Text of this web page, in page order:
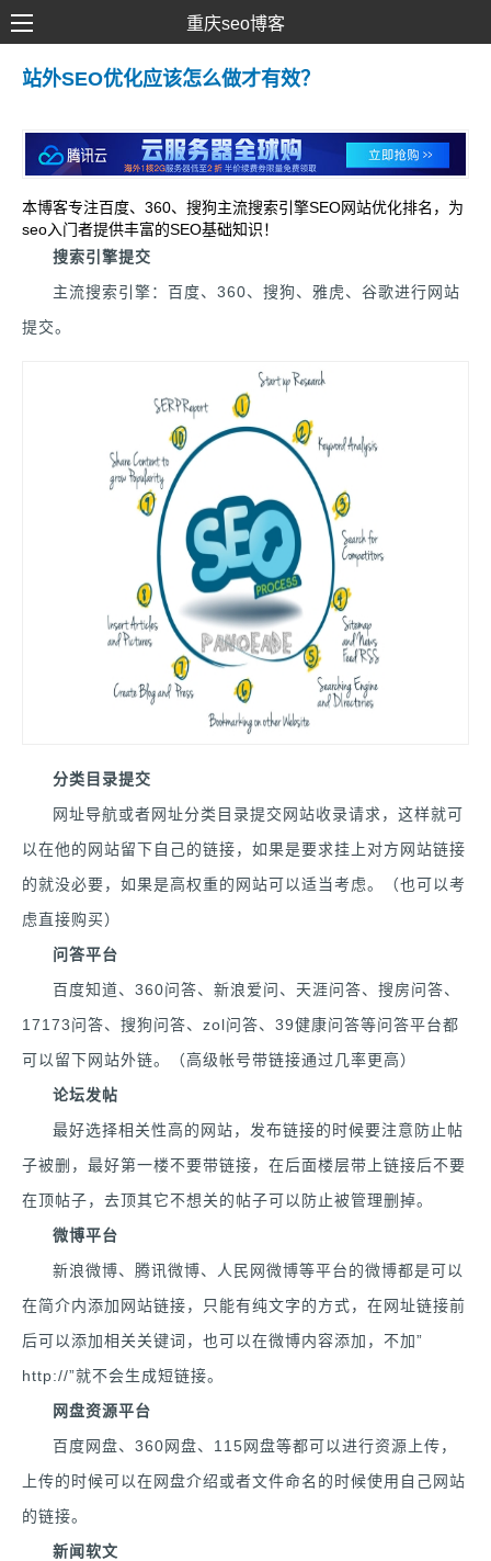
SEO优化
网站建设
SEM营销
重庆seo博客
站外SEO优化应该怎么做才有效？
本博客专注百度、360、搜狗主流搜索引擎SEO网站优化排名，为
seo入门者提供丰富的SEO基础知识！
搜索引擎提交
主流搜索引擎：百度、360、搜狗、雅虎、谷歌进行网站
提交。
分类目录提交
网址导航或者网址分类目录提交网站收录请求，这样就可
以在他的网站留下自己的链接，如果是要求挂上对方网站链接
的就没必要，如果是高权重的网站可以适当考虑。（也可以考
虑直接购买）
问答平台
百度知道、360问答、新浪爱问、天涯问答、搜房问答、
17173问答、搜狗问答、zol问答、39健康问答等问答平台都
可以留下网站外链。（高级帐号带链接通过几率更高）
论坛发帖
最好选择相关性高的网站，发布链接的时候要注意防止帖
子被删，最好第一楼不要带链接，在后面楼层带上链接后不要
在顶帖子，去顶其它不想关的帖子可以防止被管理删掉。
微博平台
新浪微博、腾讯微博、人民网微博等平台的微博都是可以
在简介内添加网站链接，只能有纯文字的方式，在网址链接前
后可以添加相关关键词，也可以在微博内容添加，不加”
http://”就不会生成短链接。
网盘资源平台
百度网盘、360网盘、115网盘等都可以进行资源上传，
上传的时候可以在网盘介绍或者文件命名的时候使用自己网站
的链接。
新闻软文